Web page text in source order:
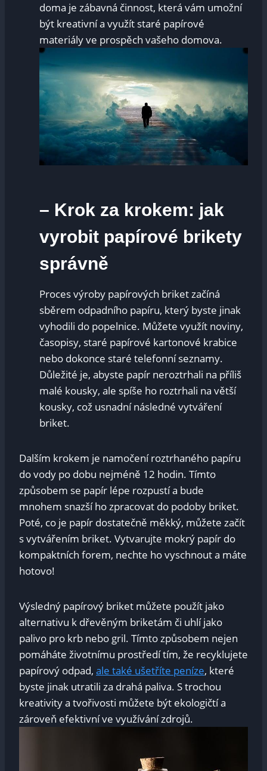
doma je zábavná činnost, ⁢která vám umožní
být kreativní⁢ a využít staré papírové
materiály ve prospěch vašeho domova.
– ⁤Krok za krokem: jak
vyrobit ⁣papírové brikety
správně
Proces výroby papírových briket začíná
sběrem odpadního papíru, který byste jinak
vyhodili do popelnice. Můžete využít noviny,
časopisy, staré papírové kartonové krabice
nebo dokonce staré telefonní seznamy. ​
Důležité je, abyste papír neroztrhali na příliš
malé ⁢kousky, ale spíše ho roztrhali‍ na větší
kousky, což ⁢usnadní následné vytváření ​
briket.
Dalším krokem⁢ je namočení roztrhaného papíru
do vody po dobu nejméně 12 hodin. Tímto
způsobem se papír lépe rozpustí a bude
mnohem ⁢snazší ho zpracovat do​ podoby briket.
Poté, co ⁣je papír dostatečně měkký, můžete začít
s vytvářením briket. Vytvarujte mokrý papír do
kompaktních forem, nechte ho vyschnout a máte
hotovo!
Výsledný papírový briket můžete použít jako
alternativu k dřevěným‌ briketám či uhlí jako
palivo pro krb nebo gril. ‌Tímto způsobem nejen
pomáháte životnímu‌ prostředí tím, že recyklujete
papírový odpad, ale také ušetříte peníze, které⁢
byste jinak utratili za ‌drahá paliva. S trochou
kreativity a tvořivosti můžete být ekologičtí a
zároveň efektivní ve ⁢využívání zdrojů.